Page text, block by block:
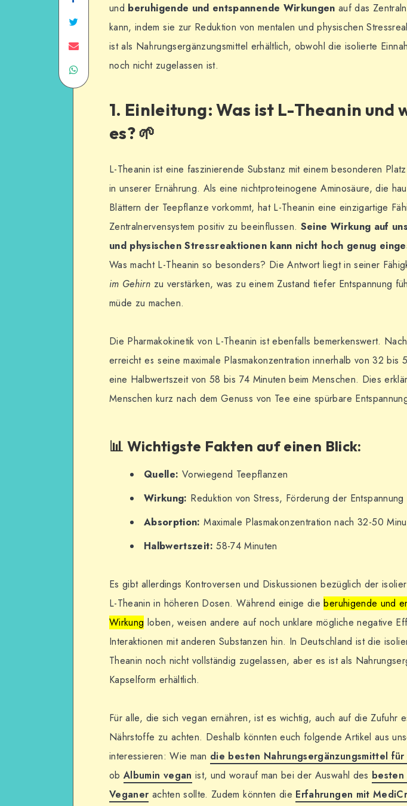
und beruhigende und entspannende Wirkungen auf das
kann, indem sie zur Reduktion von mentalen und physischen
ist als Nahrungsergänzungsmittel erhältlich, obwohl die isolierte
noch nicht zugelassen ist.
1. Einleitung: Was ist L-Theanin und
es? 🌱
L-Theanin ist eine faszinierende Substanz mit einem besonderen
in unserer Ernährung. Als eine nichtproteinogene Aminosäure, die
Blättern der Teepflanze vorkommt, hat L-Theanin eine einzigartige
Zentralnervensystem positiv zu beeinflussen. Seine Wirkung auf
und physischen Stressreaktionen kann nicht hoch genug
Was macht L-Theanin so besonders? Die Antwort liegt in seiner
im Gehirn zu verstärken, was zu einem Zustand tiefer Entspannung
müde zu machen.
Die Pharmakokinetik von L-Theanin ist ebenfalls bemerkenswert.
erreicht es seine maximale Plasmakonzentration innerhalb von 32 bis
eine Halbwertszeit von 58 bis 74 Minuten beim Menschen. Dies
Menschen kurz nach dem Genuss von Tee eine spürbare
📊 Wichtigste Fakten auf einen Blick:
Quelle: Vorwiegend Teepflanzen
Wirkung: Reduktion von Stress, Förderung der Entspannung
Absorption: Maximale Plasmakonzentration nach 32-50
Halbwertszeit: 58-74 Minuten
Es gibt allerdings Kontroversen und Diskussionen bezüglich der
L-Theanin in höheren Dosen. Während einige dieberuhigende und
Wirkung loben, weisen andere auf noch unklare mögliche negative
Interaktionen mit anderen Substanzen hin. In Deutschland ist die
Theanin noch nicht vollständig zugelassen, aber es ist als
Kapselform erhältlich.
Für alle, die sich vegan ernähren, ist es wichtig, auch auf die Zufuhr
Nährstoffe zu achten. Deshalb könnten euch folgende Artikel aus
interessieren: Wie man die besten Nahrungsergänzungsmittel
obAlbumin vegan ist, und worauf man bei der Auswahl des besten
Veganer achten sollte. Zudem könnten die Erfahrungen mit